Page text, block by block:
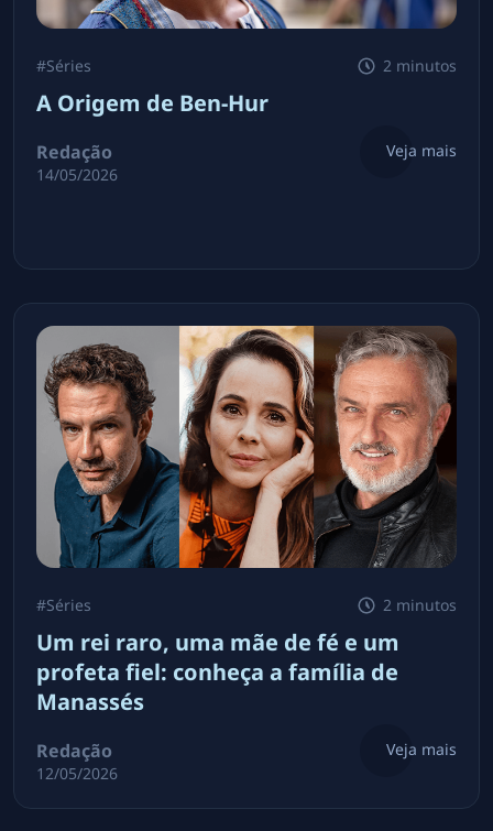
#Séries 2 minutos
A Origem de Ben-Hur
Redação
14/05/2026
Veja mais
#Séries 2 minutos
Um rei raro, uma mãe de fé e um
profeta fiel: conheça a família de
Manassés
Redação
12/05/2026
Veja mais